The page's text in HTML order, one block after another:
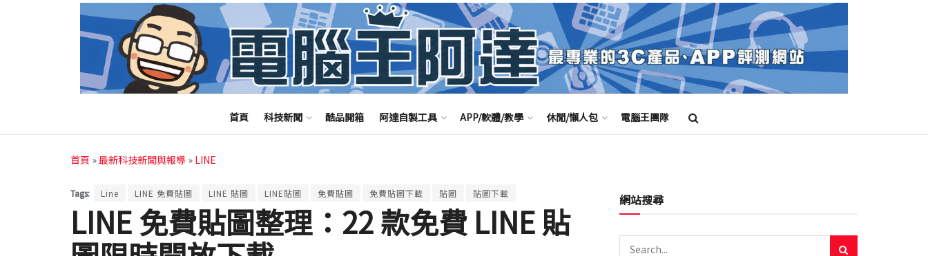
首頁 科技新聞 酷品開箱 阿達自製工具 APP/軟體/教學 休閒/懶人包 電腦王團隊
首頁 »最新科技新聞與報導 » LINE
Tags: Line LINE 免費貼圖 LINE 貼圖 LINE貼圖 免費貼圖 免費貼圖下載 貼圖 貼圖下載
LINE 免費貼圖整理：22 款免費 LINE 貼
網站搜尋